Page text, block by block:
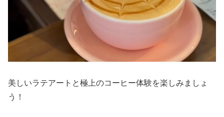
美しいラテアートと極上のコーヒー体験を楽しみましょ
う！